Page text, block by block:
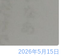
2026年5月15日